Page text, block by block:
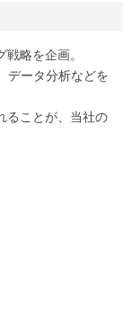
略を企画。
データ分析などを
ることが、当社の